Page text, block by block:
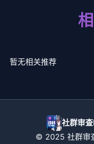
暂无相关推荐
社群审
© 2025 社群审